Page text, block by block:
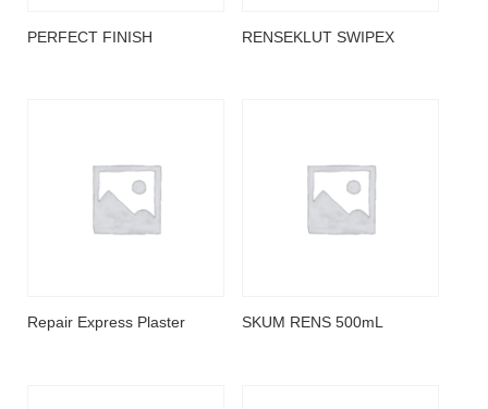
PERFECT FINISH RENSEKLUT SWIPEX
Repair Express Plaster SKUM RENS 500mL